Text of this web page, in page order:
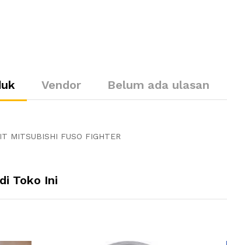
Vendor Belum ada ulasan
MITSUBISHI FUSO FIGHTER
Toko Ini